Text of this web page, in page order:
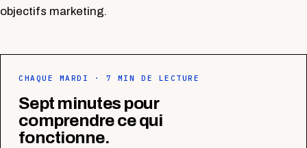
objectifs marketing.
CHAQUE MARDI · 7 MIN DE LECTURE
Sept minutes pour
comprendre ce qui
fonctionne.